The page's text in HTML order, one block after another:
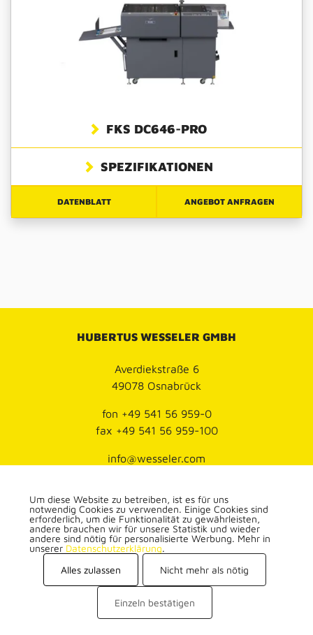
FKS DC646-PRO
SPEZIFIKATIONEN
DATENBLATT ANGEBOT ANFRAGEN
HUBERTUS WESSELER GMBH
Averdiekstraße 6
49078 Osnabrück
fon +49 541 56 959-0
fax +49 541 56 959-100
info@wesseler.com
Impressum
All Rights Reserved
Um diese Website zu betreiben, ist es für uns
notwendig Cookies zu verwenden. Einige Cookies sind
erforderlich, um die Funktionalität zu gewährleisten,
andere brauchen wir für unsere Statistik und wieder
andere sind nötig für personalisierte Werbung. Mehr in
unserer Datenschutzerklärung.
Alles zulassen
Nicht mehr als nötig
Einzeln bestätigen